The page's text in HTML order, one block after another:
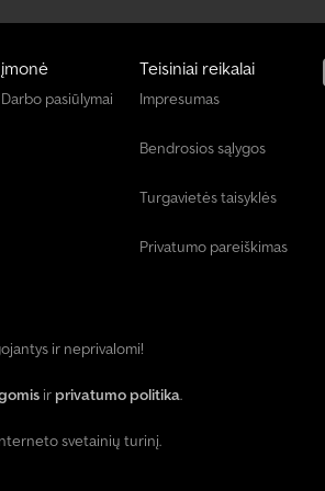
įmonė
Darbo pasiūlymai
Teisiniai reikalai
Impresumas
Bendrosios sąlygos
Turgavietės taisyklės
Privatumo pareiškimas
ir neprivalomi!
ir privatumo politika.
svetainių turinį.